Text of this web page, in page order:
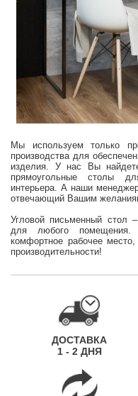
Мы используем только
производства для
изделия. У нас Вы
прямоугольные столы
интерьера. А наши
отвечающий Вашим
Угловой письменный стол
для любого помещения.
комфортное рабочее
производительности!
ДОСТАВКА
1 - 2 ДНЯ